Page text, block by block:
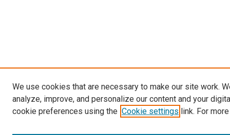
We use cookies that are necessary to make our site work.
analyze, improve, and personalize our content and your
cookie preferences using the Cookie settings link. For